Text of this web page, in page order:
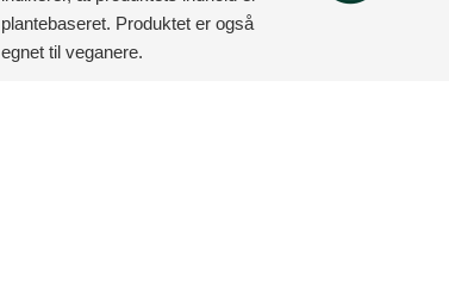
plantebaseret. Produktet er også
egnet til veganere.